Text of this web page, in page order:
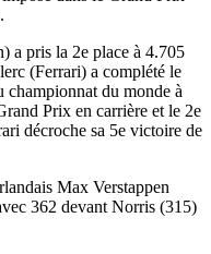
a pris la 2e place à 4.705
(Ferrari) a complété le
championnat du monde à
Prix en carrière et le 2e
décroche sa 5e victoire de
Max Verstappen
362 devant Norris (315)